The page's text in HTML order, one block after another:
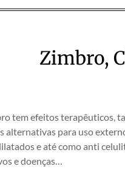
Zimbro,
tem efeitos terapêuticos,
alternativas para uso
e até como anti
e doenças…